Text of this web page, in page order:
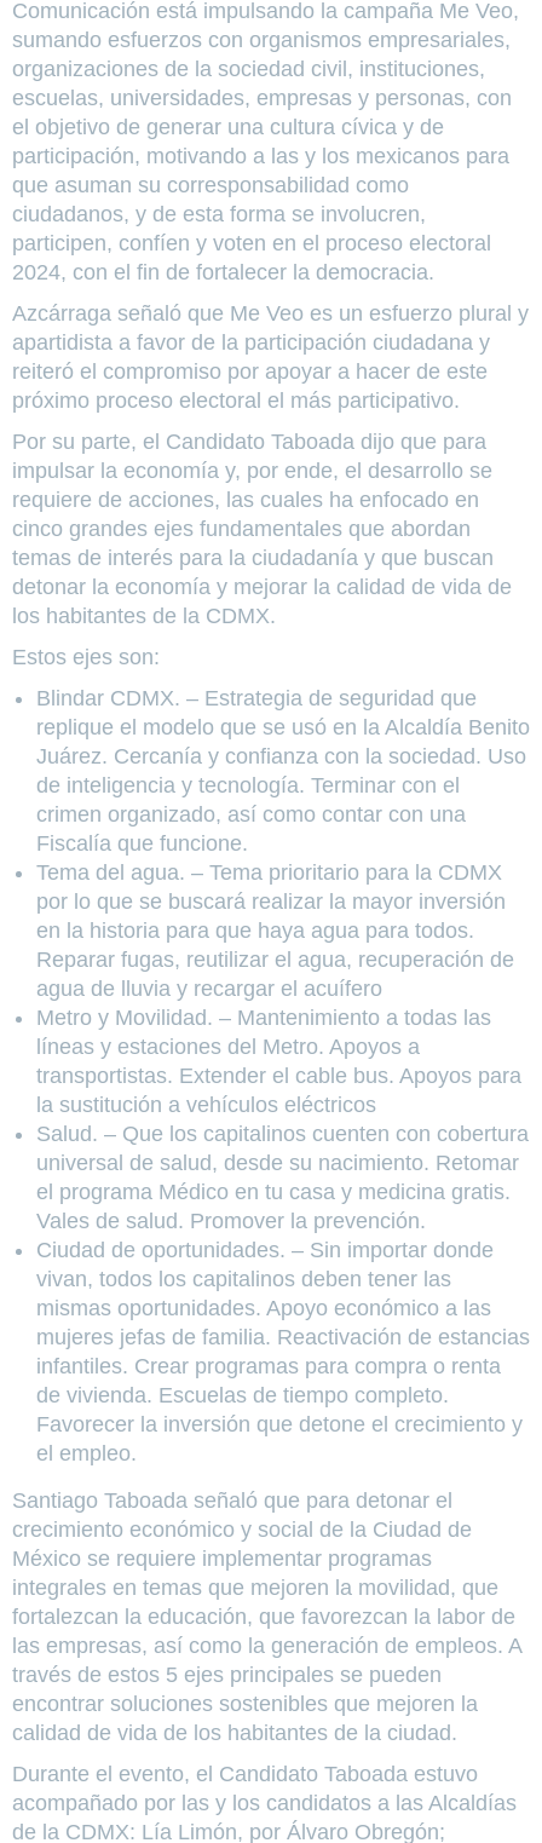
Comunicación está impulsando la campaña Me Veo,
sumando esfuerzos con organismos empresariales,
organizaciones de la sociedad civil, instituciones,
escuelas, universidades, empresas y personas, con
el objetivo de generar una cultura cívica y de
participación, motivando a las y los mexicanos para
que asuman su corresponsabilidad como
ciudadanos, y de esta forma se involucren,
participen, confíen y voten en el proceso electoral
2024, con el fin de fortalecer la democracia.
Azcárraga señaló que Me Veo es un esfuerzo plural y
apartidista a favor de la participación ciudadana y
reiteró el compromiso por apoyar a hacer de este
próximo proceso electoral el más participativo.
Por su parte, el Candidato Taboada dijo que para
impulsar la economía y, por ende, el desarrollo se
requiere de acciones, las cuales ha enfocado en
cinco grandes ejes fundamentales que abordan
temas de interés para la ciudadanía y que buscan
detonar la economía y mejorar la calidad de vida de
los habitantes de la CDMX.
Estos ejes son:
Blindar CDMX. – Estrategia de seguridad que
replique el modelo que se usó en la Alcaldía Benito
Juárez. Cercanía y confianza con la sociedad. Uso
de inteligencia y tecnología. Terminar con el
crimen organizado, así como contar con una
Fiscalía que funcione.
Tema del agua. – Tema prioritario para la CDMX
por lo que se buscará realizar la mayor inversión
en la historia para que haya agua para todos.
Reparar fugas, reutilizar el agua, recuperación de
agua de lluvia y recargar el acuífero
Metro y Movilidad. – Mantenimiento a todas las
líneas y estaciones del Metro. Apoyos a
transportistas. Extender el cable bus. Apoyos para
la sustitución a vehículos eléctricos
Salud. – Que los capitalinos cuenten con cobertura
universal de salud, desde su nacimiento. Retomar
el programa Médico en tu casa y medicina gratis.
Vales de salud. Promover la prevención.
Ciudad de oportunidades. – Sin importar donde
vivan, todos los capitalinos deben tener las
mismas oportunidades. Apoyo económico a las
mujeres jefas de familia. Reactivación de estancias
infantiles. Crear programas para compra o renta
de vivienda. Escuelas de tiempo completo.
Favorecer la inversión que detone el crecimiento y
el empleo.
Santiago Taboada señaló que para detonar el
crecimiento económico y social de la Ciudad de
México se requiere implementar programas
integrales en temas que mejoren la movilidad, que
fortalezcan la educación, que favorezcan la labor de
las empresas, así como la generación de empleos. A
través de estos 5 ejes principales se pueden
encontrar soluciones sostenibles que mejoren la
calidad de vida de los habitantes de la ciudad.
Durante el evento, el Candidato Taboada estuvo
acompañado por las y los candidatos a las Alcaldías
de la CDMX: Lía Limón, por Álvaro Obregón;